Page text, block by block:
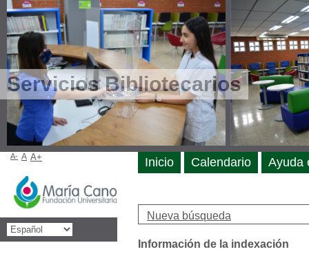
Servicios Bibliotecarios
Nueva búsqueda
Información de la indexación
Inicio Calendario Ayuda
A- A A+